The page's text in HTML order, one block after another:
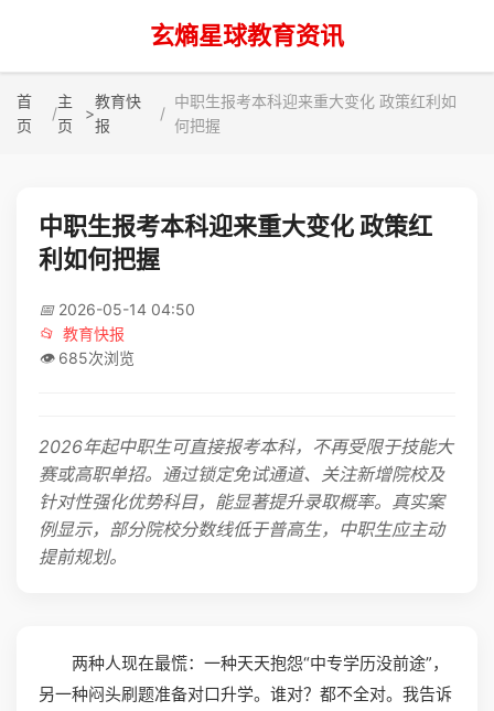
玄熵星球教育资讯
首
页
主
页
>
教育快
报
中职生报考本科迎来重大变化 政策红利如
何把握
中职生报考本科迎来重大变化 政策红
利如何把握
📅 2026-05-14 04:50
📂 教育快报
👁️ 685次浏览
2026年起中职生可直接报考本科，不再受限于技能大
赛或高职单招。通过锁定免试通道、关注新增院校及
针对性强化优势科目，能显著提升录取概率。真实案
例显示，部分院校分数线低于普高生，中职生应主动
提前规划。
两种人现在最慌：一种天天抱怨“中专学历没前途”，
另一种闷头刷题准备对口升学。谁对？都不全对。我告诉